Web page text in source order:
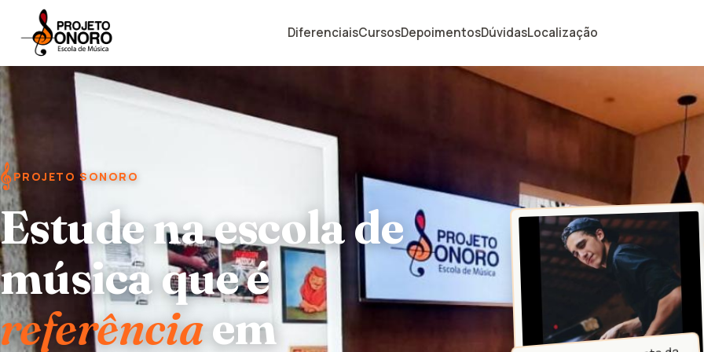
DiferenciaisCursosDepoimentosDúvidasLocalização
𝄞PROJETO SONORO
Estude na escola de
música que é
referênciaem
Projeto Sonoro
Escola de Música
Projeto Sonoro
Escola de Música